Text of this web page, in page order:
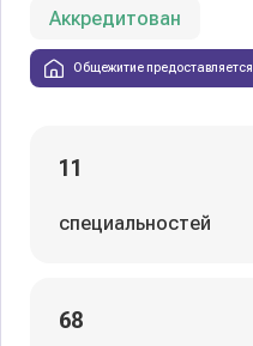
Аккредитован
Общежитие предоставляется
11
специальностей
68